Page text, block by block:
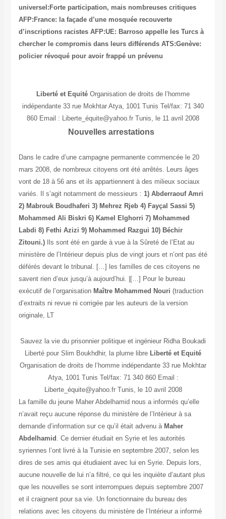
universel:Forte participation, mais nombreuses critiques
AFP:France: la façade d’une mosquée recouverte
d’inscriptions racistes AFP:UE: Barroso appelle les Turcs à
chercher le compromis dans leurs différendsATS:Genève:
policier révoqué pour avoir frappé un prévenu
Liberté et Equité Organisation de droits de l’homme
indépendante 33 rue Mokhtar Atya, 1001 Tunis Tel/fax: 71 340
860 Email : Liberte_équite@yahoo.fr Tunis, le 11 avril 2008
Nouvelles arrestations
Dans le cadre d’une campagne permanente commencée le 20
mars 2008, de nombreux citoyens ont été arrêtés. Leurs âges
vont de 18 à 56 ans et ils appartiennent à des milieux sociaux
variés. Il s’agit notamment de messieurs : 1) Abderraouf Amri
2) Mabrouk Boudhaferi 3) Mehrez Rjeb 4) Fayçal Sassi 5)
Mohammed Ali Biskri 6) Kamel Elghorri 7) Mohammed
Labdi 8) Fethi Azizi 9) Mohammed Razgui 10) Béchir
Zitouni.)
Ils sont été en garde à vue à la Sûreté de l’Etat au
ministère de l’Intérieur depuis plus de vingt jours et n’ont pas été
déférés devant le tribunal. […] les familles de ces citoyens ne
savent rien d’eux jusqu’à aujourd’hui. |[…] Pour le bureau
exécutif de l’organisation Maître Mohammed Nouri (traduction
d’extraits ni revue ni corrigée par les auteurs de la version
originale, LT
Sauvez la vie du prisonnier politique et ingénieur Ridha Boukadi
Liberté pour Slim Boukhdhir, la plume libre Liberté et Equité
Organisation de droits de l’homme indépendante 33 rue Mokhtar
Atya, 1001 Tunis Tel/fax: 71 340 860 Email :
Liberte_équite@yahoo.fr Tunis, le 10 avril 2008
La famille du jeune Maher Abdelhamid nous a informés qu’elle
n’avait reçu aucune réponse du ministère de l’Intérieur à sa
demande d’information sur ce qu’il était advenu à Maher
Abdelhamid . Ce dernier étudiait en Syrie et les autorités
syriennes l’ont livré à la Tunisie en septembre 2007, selon les
dires de ses amis qui étudiaient avec lui en Syrie. Depuis lors,
aucune nouvelle de lui n’a filtré, ce qui les inquiète d’autant plus
que les nouvelles se sont interrompues depuis septembre 2007
et il craignent pour sa vie. Un fonctionnaire du bureau des
relations avec les citoyens du ministère de l’Intérieur a informé